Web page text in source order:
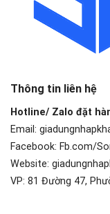
Thông tin liên hệ
Hotline/ Zalo đặt
Email:
Facebook: Fb.com/
Website:
VP: 81 Đường 47,